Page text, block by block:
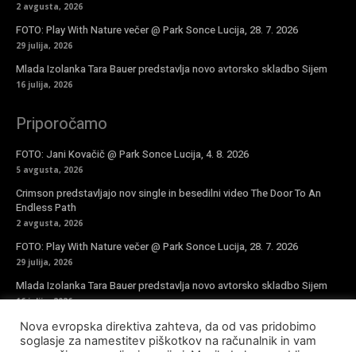
2 avgusta, 2026
FOTO: Play With Nature večer @ Park Sonce Lucija, 28. 7. 2026
29 julija, 2026
Mlada Izolanka Tara Bauer predstavlja novo avtorsko skladbo Sijem
16 julija, 2026
Priporočamo
FOTO: Jani Kovačič @ Park Sonce Lucija, 4. 8. 2026
5 avgusta, 2026
Crimson predstavljajo nov single in besedilni video The Door To An
Endless Path
2 avgusta, 2026
FOTO: Play With Nature večer @ Park Sonce Lucija, 28. 7. 2026
29 julija, 2026
Mlada Izolanka Tara Bauer predstavlja novo avtorsko skladbo Sijem
16 julija, 2026
Vpiši se v novičke
Nova evropska direktiva zahteva, da od vas pridobimo
soglasje za namestitev piškotkov na računalnik in vam